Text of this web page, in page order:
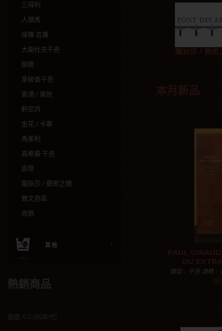
三得利
人頭馬
保羅·吉羅
大衛杜夫干邑
御鹿
拿破崙干邑
豪達 / 奧他
軒尼詩
金花 / 卡慕
馬爹利
高希霸 干邑
高帝
龐狄莎 / 藝術之橋
雅文邑區
尚佩
其他
熱銷商品
御鹿 X.O.(80年代)
龐狄莎 / 藝術
本月新品
PAUL
DU
類型 : 干邑 酒精 :